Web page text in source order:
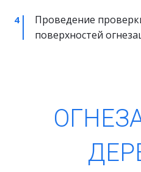
Проведение
поверхностей